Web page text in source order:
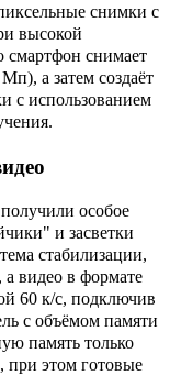
снимки с
высокой
смартфон снимает
а затем создаёт
с использованием
особое
и засветки
стабилизации,
видео в формате
60 к/с, подключив
с объёмом памяти
память только
при этом готовые